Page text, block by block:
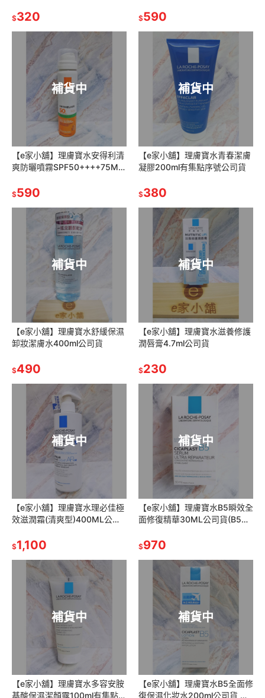
$320 $590
補貨中
【e家小舖】理膚寶水安得利清
爽防曬噴霧SPF50++++75ML
$590
補貨中
【e家小舖】理膚寶水青春潔膚
凝膠200ml有集點序號公司貨
$380
補貨中
【e家小舖】理膚寶水舒緩保濕
卸妝潔膚水400ml公司貨
$490
補貨中
【e家小舖】理膚寶水滋養修護
潤唇膏4.7ml公司貨
$230
補貨中
【e家小舖】理膚寶水理必佳極
效滋潤霜(清爽型)400ML公司
霜)
$1,100
補貨中
【e家小舖】理膚寶水B5瞬效全
面修復精華30ML公司貨(B5繃
$970
補貨中
【e家小舖】理膚寶水多容安胺
基酸保濕潔顏露100ml有集點序
補貨中
【e家小舖】理膚寶水B5全面修
復保濕化妝水200ml公司貨 有